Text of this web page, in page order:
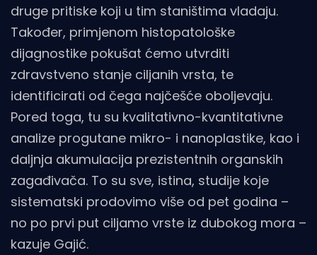
druge pritiske koji u tim staništima vladaju.
Također, primjenom histopatološke
dijagnostike pokušat ćemo utvrditi
zdravstveno stanje ciljanih vrsta, te
identificirati od čega najčešće oboljevaju.
Pored toga, tu su kvalitativno-kvantitativne
analize progutane mikro- i nanoplastike, kao i
daljnja akumulacija prezistentnih organskih
zagađivača. To su sve, istina, studije koje
sistematski prodovimo više od pet godina –
no po prvi put ciljamo vrste iz dubokog mora –
kazuje Gajić.